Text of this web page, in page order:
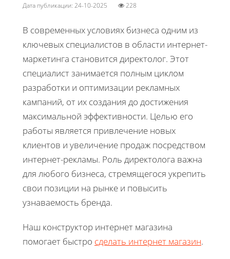
Дата публикации: 24-10-2025 228
В современных условиях бизнеса одним из
ключевых специалистов в области интернет-
маркетинга становится директолог. Этот
специалист занимается полным циклом
разработки и оптимизации рекламных
кампаний, от их создания до достижения
максимальной эффективности. Целью его
работы является привлечение новых
клиентов и увеличение продаж посредством
интернет-рекламы. Роль директолога важна
для любого бизнеса, стремящегося укрепить
свои позиции на рынке и повысить
узнаваемость бренда.
Наш конструктор интернет магазина
помогает быстро сделать интернет магазин.